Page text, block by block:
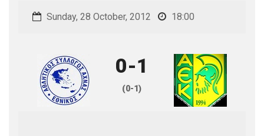
Sunday, 28 October, 2012 18:00
0-1
(0-1)